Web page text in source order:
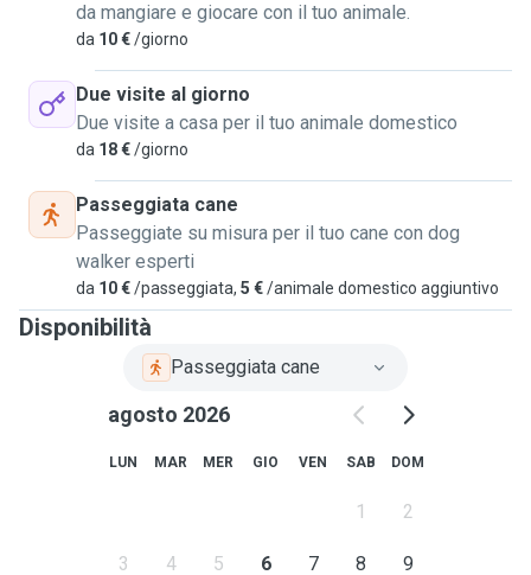
da mangiare e giocare con il tuo animale.
da 10 €/giorno
Due visite al giorno
Due visite a casa per il tuo animale domestico
da 18 €/giorno
Passeggiata cane
Passeggiate su misura per il tuo cane con dog
walker esperti
da 10 €/passeggiata, 5 €/animale domestico aggiuntivo
Disponibilità
Passeggiata cane
agosto 2026
LUN MAR MER GIO VEN SAB DOM
1 2
3 4 5 6 7 8 9